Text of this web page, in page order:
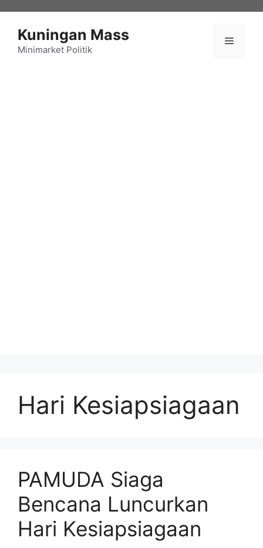
Kuningan Mass
Minimarket Politik
Menu
Hari Kesiapsiagaan
PAMUDA Siaga
Bencana Luncurkan
Hari Kesiapsiagaan